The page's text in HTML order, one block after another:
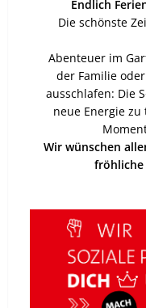
Endlich
Die schönste
Abenteuer im
der Familie
ausschlafen: Die
neue Energie
Wir wünschen
fröhliche